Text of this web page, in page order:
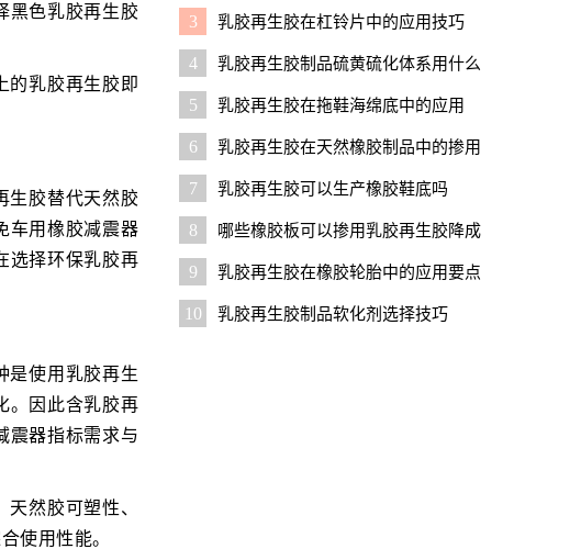
黑色乳胶再生胶
的乳胶再生胶即
生胶替代天然胶
车用橡胶减震器
选择环保乳胶再
是使用乳胶再生
。因此含乳胶再
震器指标需求与
然胶可塑性、
使用性能。
意事项与实用配方
3 乳胶再生胶在杠铃片中的应用技巧
4
乳胶再生胶制品硫黄硫化体系用什么
促进剂好？
5 乳胶再生胶在拖鞋海绵底中的应用
6
乳胶再生胶在天然橡胶制品中的掺用
比例是多少
7 乳胶再生胶可以生产橡胶鞋底吗
8
哪些橡胶板可以掺用乳胶再生胶降成
本？
9 乳胶再生胶在橡胶轮胎中的应用要点
10 乳胶再生胶制品软化剂选择技巧